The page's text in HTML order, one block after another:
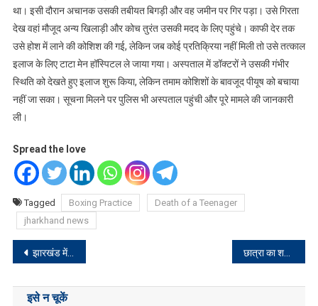
था। इसी दौरान अचानक उसकी तबीयत बिगड़ी और वह जमीन पर गिर पड़ा। उसे गिरता
देख वहां मौजूद अन्य खिलाड़ी और कोच तुरंत उसकी मदद के लिए पहुंचे। काफी देर तक
उसे होश में लाने की कोशिश की गई, लेकिन जब कोई प्रतिक्रिया नहीं मिली तो उसे तत्काल
इलाज के लिए टाटा मेन हॉस्पिटल ले जाया गया। अस्पताल में डॉक्टरों ने उसकी गंभीर
स्थिति को देखते हुए इलाज शुरू किया, लेकिन तमाम कोशिशों के बावजूद पीयूष को बचाया
नहीं जा सका। सूचना मिलने पर पुलिस भी अस्पताल पहुंची और पूरे मामले की जानकारी
ली।
Spread the love
Tagged Boxing Practice
Death of a Teenager
jharkhand news
Post
navigation
झारखंड में 25 मई को 47 स्थानों पर मनाया जाएगा दामोदर महोत्सव, उद्गम स्थल पहुंचेंगे राज्यपाल संतोष कुमार गंगवार छात्रा का शव पेड़ से लटका मिला, जांच में जुटी पुलिस
इसे न चूकें